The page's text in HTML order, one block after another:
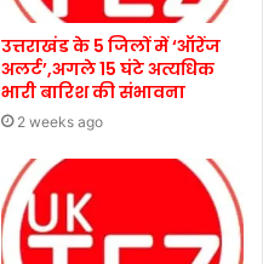
उत्तराखंड के 5 जिलों में ‘ऑरेंज
अलर्ट’,अगले 15 घंटे अत्यधिक
भारी बारिश की संभावना
2 weeks ago